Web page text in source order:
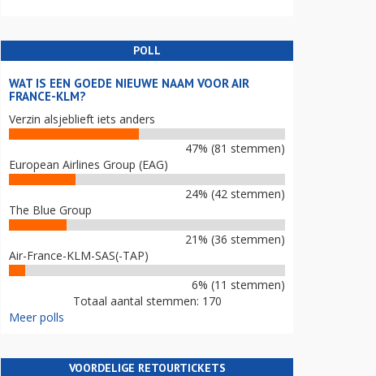
POLL
WAT IS EEN GOEDE NIEUWE NAAM VOOR AIR
FRANCE-KLM?
Verzin alsjeblieft iets anders
47% (81 stemmen)
European Airlines Group (EAG)
24% (42 stemmen)
The Blue Group
21% (36 stemmen)
Air-France-KLM-SAS(-TAP)
6% (11 stemmen)
Totaal aantal stemmen: 170
Meer polls
VOORDELIGE RETOURTICKETS